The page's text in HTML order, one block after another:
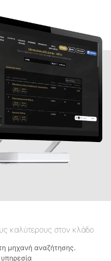
καλύτερους στον κλάδο
μηχανή αναζήτησης.